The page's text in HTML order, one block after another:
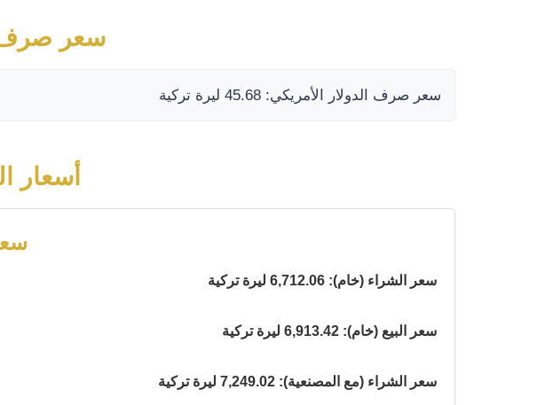
سعر صرف
سعر صرف الدولار الأمريكي: 45.68 ليرة تركية
أسعار
سعر الشراء (خام): 6,712.06 ليرة تركية
سعر البيع (خام): 6,913.42 ليرة تركية
سعر الشراء (مع المصنعية): 7,249.02 ليرة تركية